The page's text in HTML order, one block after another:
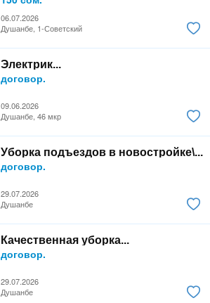
06.07.2026
Душанбе, 1-Советский
Электрик...
договор.
09.06.2026
Душанбе, 46 мкр
Уборка подъездов в новостройке\...
договор.
29.07.2026
Душанбе
Качественная уборка...
договор.
29.07.2026
Душанбе